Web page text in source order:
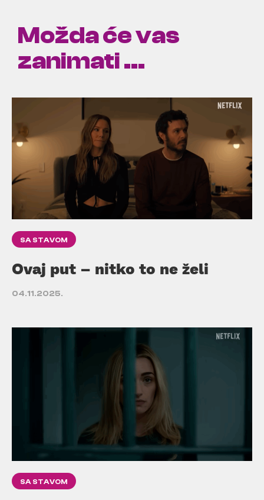
Možda će vas
zanimati ...
SA STAVOM
Ovaj put – nitko to ne želi
04.11.2025.
SA STAVOM